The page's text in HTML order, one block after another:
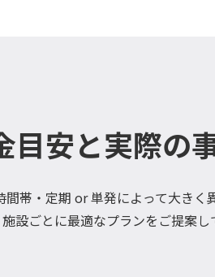
目安と実際の
帯・定期 or 単発によって大きく
設ごとに最適なプランをご提案し